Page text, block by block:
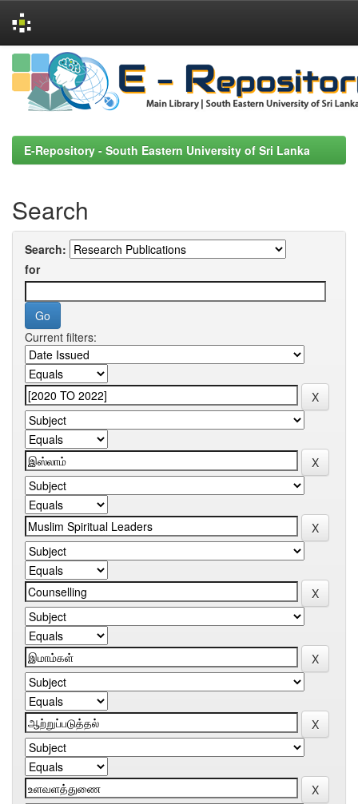
Skip
navigation
E-Repository - South Eastern University of Sri Lanka
Search
Search:
for
Current filters: